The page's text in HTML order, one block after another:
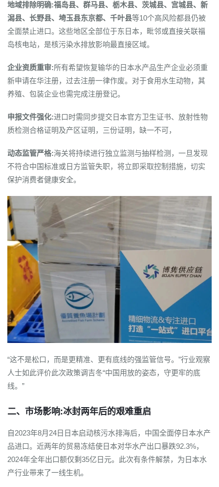
地域排除明确:福岛县、群马县、栃木县、茨城县、宫城县、新
潟县、长野县、埼玉县东京都、千叶县等10个高风险都县仍被
全面禁止进口。这些地区全部位于东日本，毗邻或直接关联福
岛核电站，是核污染水排放影响最直接区域。
企业资质重审:所有希望恢复输华的日本水产品生产企业必须重
新申请在华注册，过去注册一律作废。对于食用水生动物，其
养殖、包装企业也需完成注册登记。
申报文件强化:进口时需同步提交日本官方卫生证书、放射性物
质检测合格证明及产区证明，三份证明，缺一不可，
动态监管严格:海关将持续进行独立监测与抽样检测，一旦发现
不符合中国标准或日方监管失职，将立即采取控制措施，切实
保护消费者健康安全。
“这不是松口，而是更精准、更有底线的强监管信号。”行业观察
人士如此评价此次政策调吉冬“中国用放的姿态，守更牢的底
线。”
二、市场影响:冰封两年后的艰难重启
自2023年8月24日日本启动核污水排海后，中国全面停日本水产
品进口。近两年的贸易冻结使日本对华水产出口暴跌92.3%，
2024年全年出口额仅剩35亿日元。此次有条件解禁，为日本水
产行业带来了一线生机。